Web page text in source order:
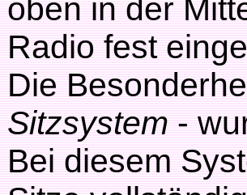
oben in der
Radio fest
Die
Sitzsystem-
Bei diesem